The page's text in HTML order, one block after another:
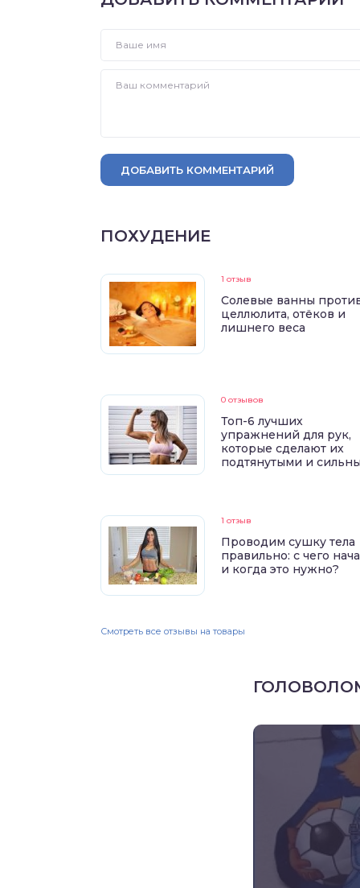
ДОБАВИТЬ КОММЕНТАРИЙ
ПОХУДЕНИЕ
1 отзыв
Солевые ванны
целлюлита, отёков и
лишнего веса
0 отзывов
Топ-6 лучших
упражнений для рук,
которые сделают их
подтянутыми и
1 отзыв
Проводим сушку тела
правильно: с чего
и когда это нужно?
Смотреть все отзывы на товары